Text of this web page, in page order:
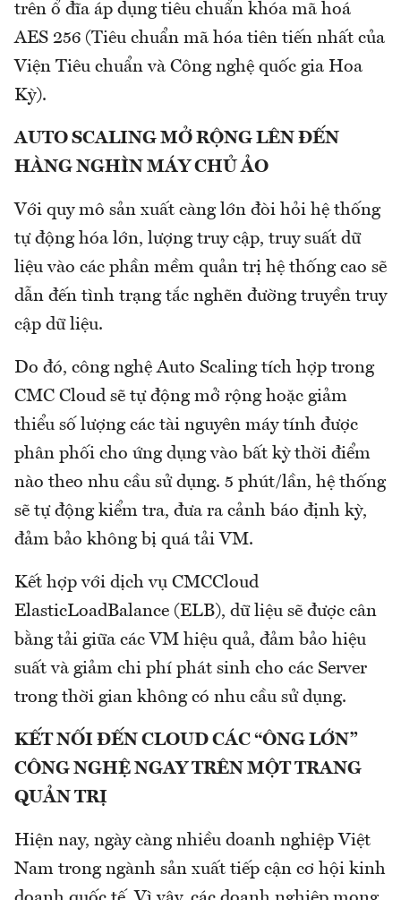
trên ổ đĩa áp dụng tiêu chuẩn khóa mã hoá
AES 256 (Tiêu chuẩn mã hóa tiên tiến nhất của
Viện Tiêu chuẩn và Công nghệ quốc gia Hoa
Kỳ).
AUTO SCALING MỞ RỘNG LÊN ĐẾN
HÀNG NGHÌN MÁY CHỦ ẢO
Với quy mô sản xuất càng lớn đòi hỏi hệ thống
tự động hóa lớn, lượng truy cập, truy suất dữ
liệu vào các phần mềm quản trị hệ thống cao sẽ
dẫn đến tình trạng tắc nghẽn đường truyền truy
cập dữ liệu.
Do đó, công nghệ Auto Scaling tích hợp trong
CMC Cloud sẽ tự động mở rộng hoặc giảm
thiểu số lượng các tài nguyên máy tính được
phân phối cho ứng dụng vào bất kỳ thời điểm
nào theo nhu cầu sử dụng. 5 phút/lần, hệ thống
sẽ tự động kiểm tra, đưa ra cảnh báo định kỳ,
đảm bảo không bị quá tải VM.
Kết hợp với dịch vụ CMCCloud
ElasticLoadBalance (ELB), dữ liệu sẽ được cân
bằng tải giữa các VM hiệu quả, đảm bảo hiệu
suất và giảm chi phí phát sinh cho các Server
trong thời gian không có nhu cầu sử dụng.
KẾT NỐI ĐẾN CLOUD CÁC “ÔNG LỚN”
CÔNG NGHỆ NGAY TRÊN MỘT TRANG
QUẢN TRỊ
Hiện nay, ngày càng nhiều doanh nghiệp Việt
Nam trong ngành sản xuất tiếp cận cơ hội kinh